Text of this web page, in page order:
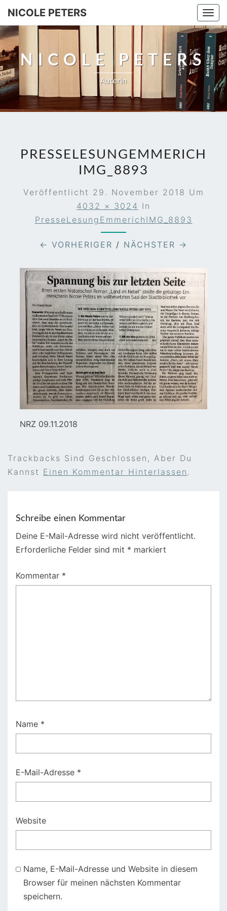
NICOLE PETERS
NICOLE PETERS
Autorin
PRESSELESUNGEMMERICH
IMG_8893
Veröffentlicht 29. November 2018 Um
4032 × 3024 In
PresseLesungEmmerichIMG_8893
← VORHERIGER / NÄCHSTER →
NRZ 09.11.2018
Trackbacks Sind Geschlossen, Aber Du
Kannst Einen Kommentar Hinterlassen .
Schreibe einen Kommentar
Deine E-Mail-Adresse wird nicht veröffentlicht.
Erforderliche Felder sind mit * markiert
Kommentar *
Name *
E-Mail-Adresse *
Website
Name, E-Mail-Adresse und Website in diesem
Browser für meinen nächsten Kommentar
speichern.